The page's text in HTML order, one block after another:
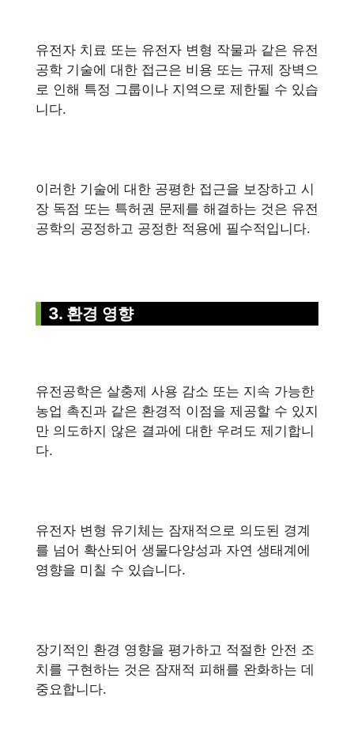
유전자 치료 또는 유전자 변형 작물과 같은 유전
공학 기술에 대한 접근은 비용 또는 규제 장벽으
로 인해 특정 그룹이나 지역으로 제한될 수 있습
니다.
이러한 기술에 대한 공평한 접근을 보장하고 시
장 독점 또는 특허권 문제를 해결하는 것은 유전
공학의 공정하고 공정한 적용에 필수적입니다.
3. 환경 영향
유전공학은 살충제 사용 감소 또는 지속 가능한
농업 촉진과 같은 환경적 이점을 제공할 수 있지
만 의도하지 않은 결과에 대한 우려도 제기합니
다.
유전자 변형 유기체는 잠재적으로 의도된 경계
를 넘어 확산되어 생물다양성과 자연 생태계에
영향을 미칠 수 있습니다.
장기적인 환경 영향을 평가하고 적절한 안전 조
치를 구현하는 것은 잠재적 피해를 완화하는 데
중요합니다.